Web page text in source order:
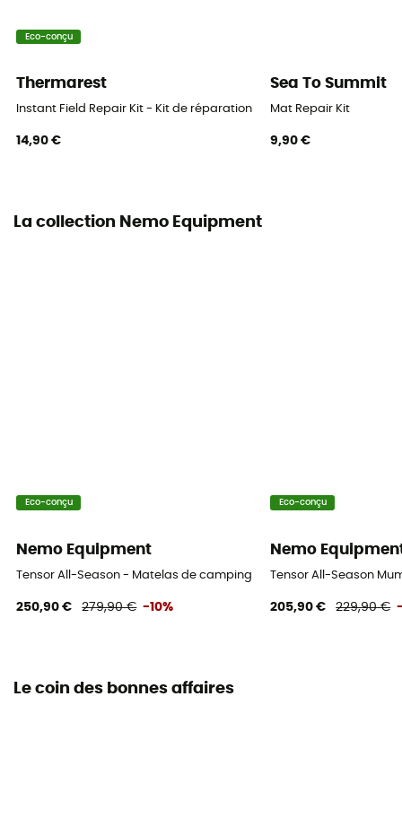
Matières
25,5 x 9,5 cm
Eco-conçu
Thermarest
Instant Field Repair Kit - Kit de réparation matelas gonflable
14,90 €
Sea To Summit
Mat Repair Kit
9,90 €
La collection Nemo Equipment
Eco-conçu
Nemo Equipment
Tensor All-Season - Matelas de camping
250,90 € 279,90 € -10%
Eco-conçu
Nemo
Tensor All-Season
205,90 € 229,90 €
Le coin des bonnes affaires